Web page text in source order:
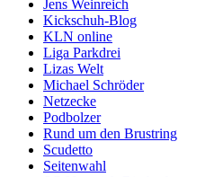
Jens Weinreich
Kickschuh-Blog
KLN online
Liga Parkdrei
Lizas Welt
Michael Schröder
Netzecke
Podbolzer
Rund um den Brustring
Scudetto
Seitenwahl